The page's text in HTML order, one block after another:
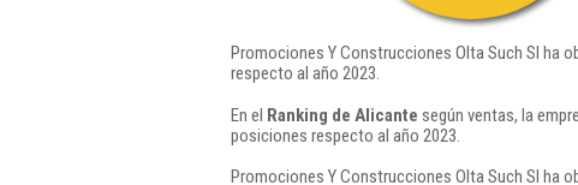
Promociones Y Construcciones Olta Such Sl ha
respecto al año 2023.
En el Ranking de Alicante según ventas, la
posiciones respecto al año 2023.
Promociones Y Construcciones Olta Such Sl ha